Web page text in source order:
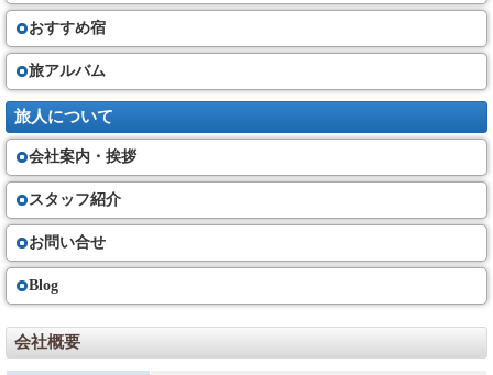
おすすめ宿
旅アルバム
旅人について
会社案内・挨拶
スタッフ紹介
お問い合せ
Blog
会社概要